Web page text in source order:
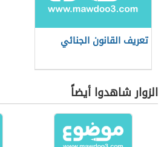
تعريف القانون الجنائي
الزوار شاهدوا أيضاً